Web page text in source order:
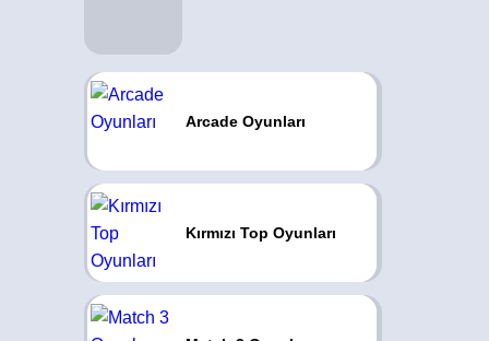
Arcade Oyunları
Kırmızı Top Oyunları